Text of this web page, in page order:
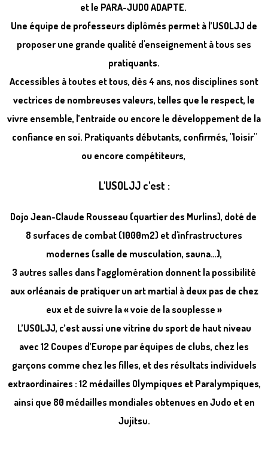
et le PARA-JUDO ADAPTE.
Une équipe de professeurs diplômés permet à l’USOLJJ de
proposer une grande qualité d'enseignement à tous ses
pratiquants.
Accessibles à toutes et tous, dès 4 ans, nos disciplines sont
vectrices de nombreuses valeurs, telles que le respect, le
vivre ensemble, l’entraide ou encore le développement de la
confiance en soi. Pratiquants débutants, confirmés, "loisir"
ou encore compétiteurs,
L'USOLJJ c'est :
Dojo Jean-Claude Rousseau (quartier des Murlins), doté de
8 surfaces de combat (1000m2) et d'infrastructures
modernes (salle de musculation, sauna…),
3 autres salles dans l’agglomération donnent la possibilité
aux orléanais de pratiquer un art martial à deux pas de chez
eux et de suivre la « voie de la souplesse »
L’USOLJJ, c’est aussi une vitrine du sport de haut niveau
avec 12 Coupes d’Europe par équipes de clubs, chez les
garçons comme chez les filles, et des résultats individuels
extraordinaires : 12 médailles Olympiques et Paralympiques,
ainsi que 80 médailles mondiales obtenues en Judo et en
Jujitsu.